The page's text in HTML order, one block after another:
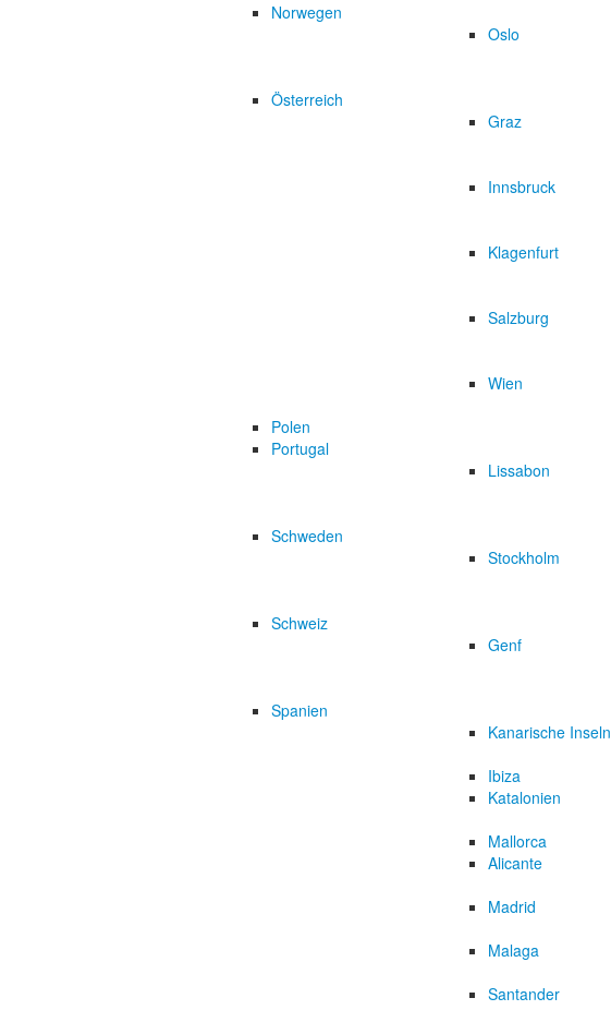
Norwegen
Oslo
Österreich
Graz
Innsbruck
Klagenfurt
Salzburg
Wien
Polen
Portugal
Lissabon
Schweden
Stockholm
Schweiz
Genf
Spanien
Kanarische Inseln
Ibiza
Katalonien
Mallorca
Alicante
Madrid
Malaga
Santander